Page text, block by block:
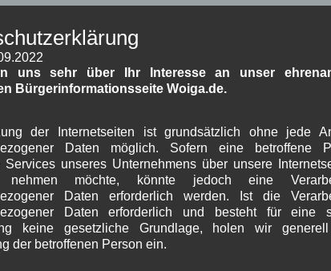
Wallgau
uns sehr über Ihr Interesse an unser
Bürgerinformationsseite Woiga.de.
der Internetseiten ist grundsätzlich ohne jede
Daten möglich. Sofern eine betroffene
Services unseres Unternehmens über unsere
nehmen möchte, könnte jedoch eine
Daten erforderlich werden. Ist die
Daten erforderlich und besteht für eine
keine gesetzliche Grundlage, holen wir
der betroffenen Person ein.